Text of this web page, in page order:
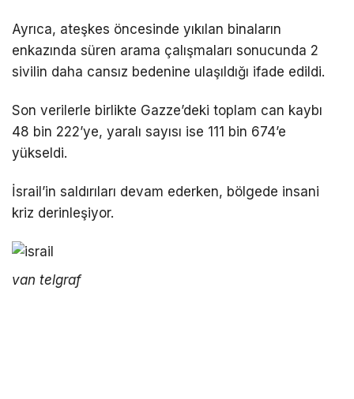
Facebook
Youtube
Ayrıca, ateşkes öncesinde yıkılan binaların
enkazında süren arama çalışmaları sonucunda 2
sivilin daha cansız bedenine ulaşıldığı ifade edildi.
Son verilerle birlikte Gazze’deki toplam can kaybı
48 bin 222’ye, yaralı sayısı ise 111 bin 674’e
yükseldi.
İsrail’in saldırıları devam ederken, bölgede insani
kriz derinleşiyor.
van telgraf